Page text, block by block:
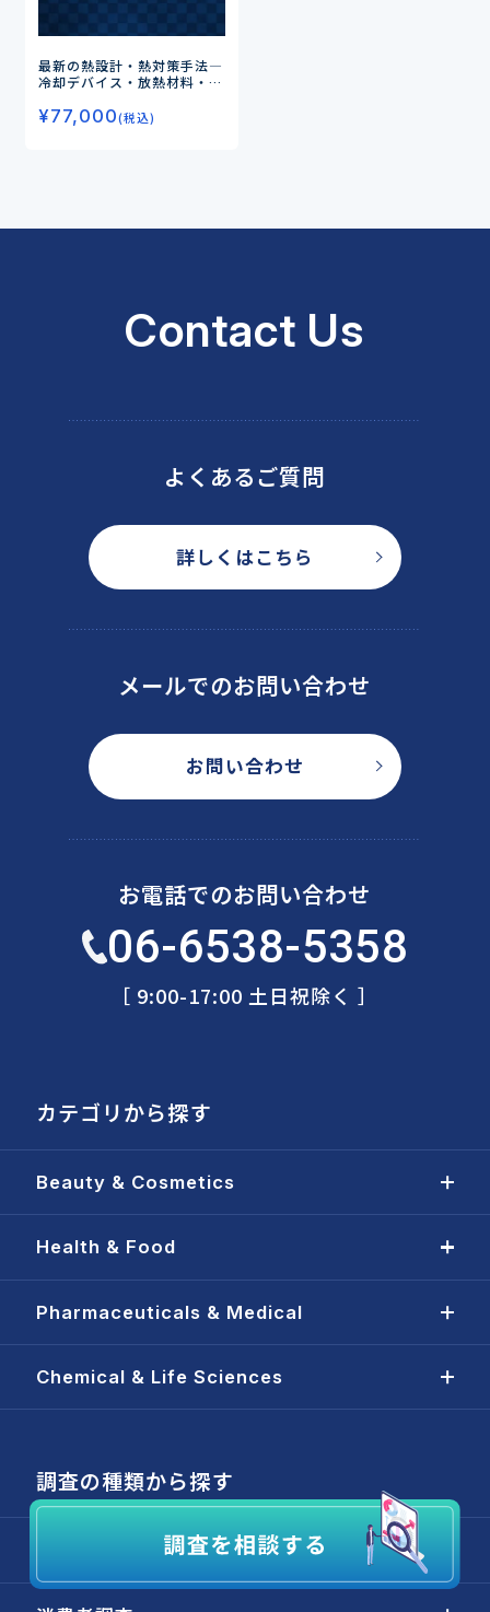
最新の熱設計・熱対策手法―
冷却デバイス・放熱材料・シ
¥77,000(税込)
Contact Us
よくあるご質問
詳しくはこちら
メールでのお問い合わせ
お問い合わせ
お電話でのお問い合わせ
06-6538-5358
［ 9:00-17:00 土日祝除く ］
カテゴリから探す
Beauty & Cosmetics
Health & Food
Pharmaceuticals & Medical
Chemical & Life Sciences
調査の種類から探す